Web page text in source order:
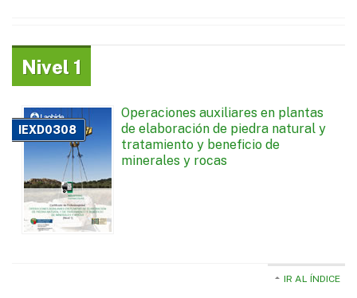
Nivel 1
IEXD0308
Operaciones auxiliares en plantas
de elaboración de piedra natural y
tratamiento y beneficio de
minerales y rocas
IR AL ÍNDICE